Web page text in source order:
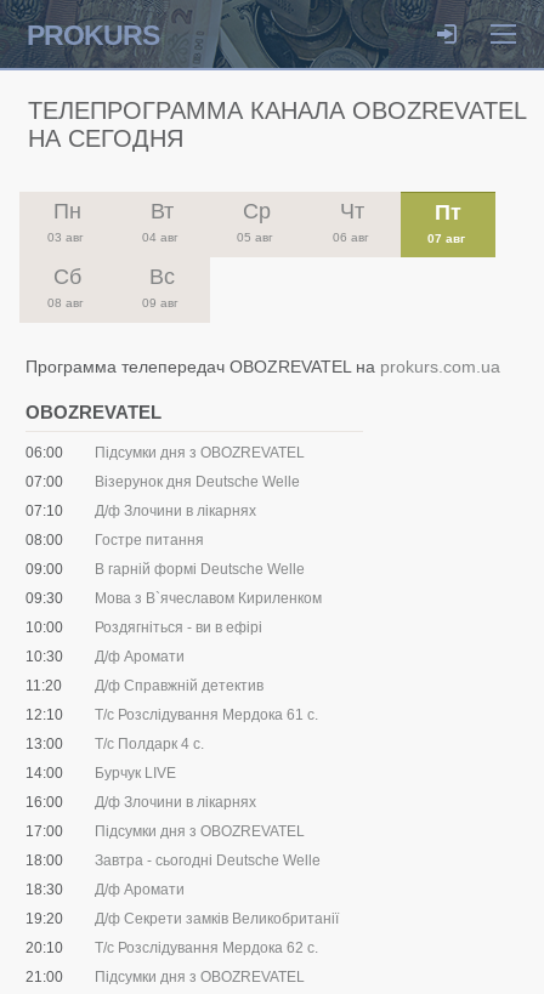
PROKURS
ТЕЛЕПРОГРАММА КАНАЛА OBOZREVATEL
НА СЕГОДНЯ
Пн
03 авг
Вт
04 авг
Ср
05 авг
Чт
06 авг
Пт
07 авг
Сб
08 авг
Вс
09 авг
Программа телепередач OBOZREVATEL на prokurs.com.ua
OBOZREVATEL
06:00
Підсумки дня з OBOZREVATEL
07:00
Візерунок дня Deutsche Welle
07:10
Д/ф Злочини в лікарнях
08:00
Гостре питання
09:00
В гарній формі Deutsche Welle
09:30
Мова з В`ячеславом Кириленком
10:00
Роздягніться - ви в ефірі
10:30
Д/ф Аромати
11:20
Д/ф Справжній детектив
12:10
Т/с Розслідування Мердока 61 с.
13:00
Т/с Полдарк 4 с.
14:00
Бурчук LIVE
16:00
Д/ф Злочини в лікарнях
17:00
Підсумки дня з OBOZREVATEL
18:00
Завтра - сьогодні Deutsche Welle
18:30
Д/ф Аромати
19:20
Д/ф Секрети замків Великобританії
20:10
Т/с Розслідування Мердока 62 с.
21:00
Підсумки дня з OBOZREVATEL